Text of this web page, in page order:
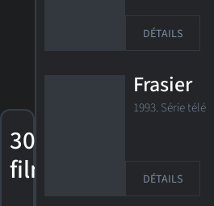
30
films
DÉTAILS
Frasier
1993. Série télé
DÉTAILS